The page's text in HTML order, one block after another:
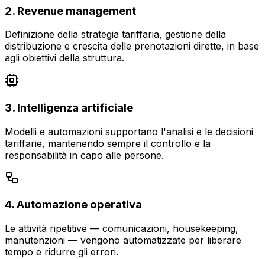
2. Revenue management
Definizione della strategia tariffaria, gestione della
distribuzione e crescita delle prenotazioni dirette, in base
agli obiettivi della struttura.
3. Intelligenza artificiale
Modelli e automazioni supportano l'analisi e le decisioni
tariffarie, mantenendo sempre il controllo e la
responsabilità in capo alle persone.
4. Automazione operativa
Le attività ripetitive — comunicazioni, housekeeping,
manutenzioni — vengono automatizzate per liberare
tempo e ridurre gli errori.